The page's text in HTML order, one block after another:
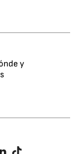
y
TikTok